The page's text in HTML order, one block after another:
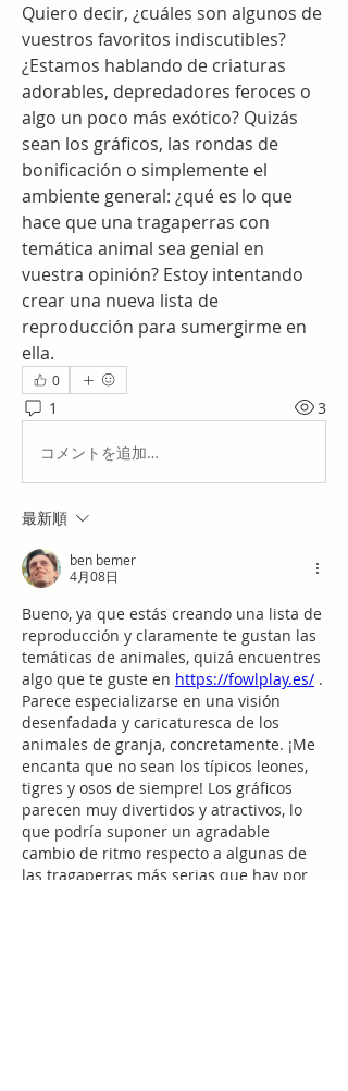
Quiero decir, ¿cuáles son algunos de
vuestros favoritos indiscutibles?
¿Estamos hablando de criaturas
adorables, depredadores feroces o
algo un poco más exótico? Quizás
sean los gráficos, las rondas de
bonificación o simplemente el
ambiente general: ¿qué es lo que
hace que una tragaperras con
temática animal sea genial en
vuestra opinión? Estoy intentando
crear una nueva lista de
reproducción para sumergirme en
ella.
0
1 3
コメントを追加…
最新順
ben bemer
4月08日
Bueno, ya que estás creando una lista de
reproducción y claramente te gustan las
temáticas de animales, quizá encuentres
algo que te guste en https://fowlplay.es/ .
Parece especializarse en una visión
desenfadada y caricaturesca de los
animales de granja, concretamente. ¡Me
encanta que no sean los típicos leones,
tigres y osos de siempre! Los gráficos
parecen muy divertidos y atractivos, lo
que podría suponer un agradable
cambio de ritmo respecto a algunas de
las tragaperras más serias que hay por